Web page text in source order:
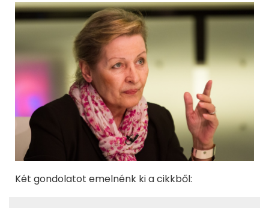
Két gondolatot emelnénk ki a cikkből: